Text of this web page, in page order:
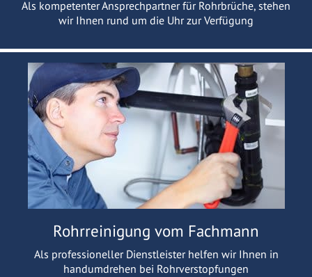
Als kompetenter Ansprechpartner für Rohrbrüche, stehen
wir Ihnen rund um die Uhr zur Verfügung
Rohrreinigung vom Fachmann
Als professioneller Dienstleister helfen wir Ihnen in
handumdrehen bei Rohrverstopfungen